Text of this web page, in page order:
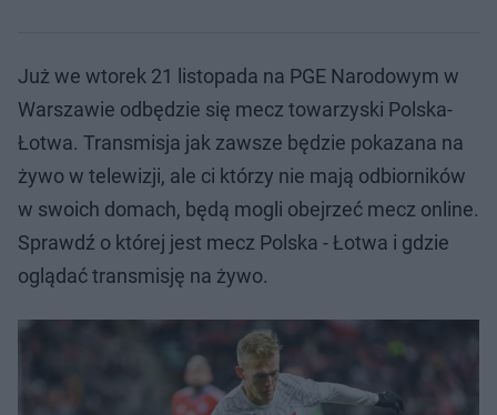
Już we wtorek 21 listopada na PGE Narodowym w
Warszawie odbędzie się mecz towarzyski Polska-
Łotwa. Transmisja jak zawsze będzie pokazana na
żywo w telewizji, ale ci którzy nie mają odbiorników
w swoich domach, będą mogli obejrzeć mecz online.
Sprawdź o której jest mecz Polska - Łotwa i gdzie
oglądać transmisję na żywo.